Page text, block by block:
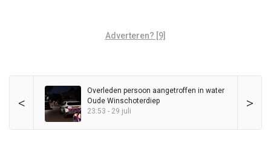
Adverteren? [9]
< >
Overleden persoon aangetroffen in water
Oude Winschoterdiep
23:53 - 29 juli